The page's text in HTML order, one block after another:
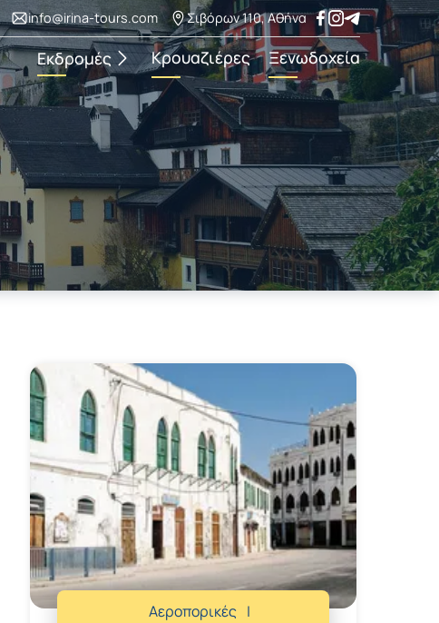
info@irina-tours.com Σιβόρων 110, Αθήνα
Εκδρομές Κρουαζιέρες Ξενωδοχεία
Αεροπορικές